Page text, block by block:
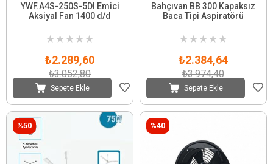
YWF.A4S-250S-5DI Emici
Aksiyal Fan 1400 d/d
★ ★ ★ ★ ★
₺2.289,60
₺3.052,80
Sepete Ekle
Bahçıvan BB 300 Kapaksız
Baca Tipi Aspiratörü
★ ★ ★ ★ ★
₺2.384,64
₺3.974,40
Sepete Ekle
%50 %40